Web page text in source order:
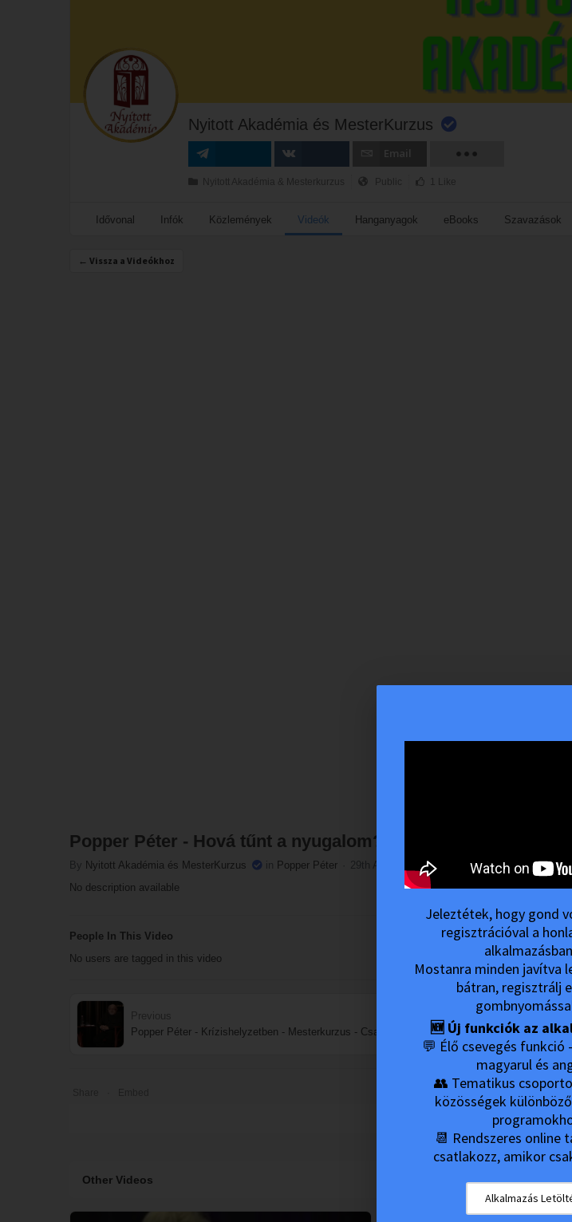
Nyitott Akadémia és MesterKurzus
Megosztás
Megosztás VK-
Email
Nyitott Akadémia & Mesterkurzus Public 1 Like
Idővonal Infók Közlemények Videók Hanganyagok eBooks Szavazások
← Vissza a Videókhoz
Popper Péter - Hová tűnt a nyugalom? - Mesterkurzus
By Nyitott Akadémia és MesterKurzus in Popper Péter 29th Aug, 2023
Video Duration: N/A
No description available
People In This Video
No users are tagged in this video
Previous
Popper Péter - Krízishelyzetben - Mesterkurzus - Csak a Mai Nap!
Other Videos
Jeleztétek, hogy gond
regisztrációval a
Mostanra minden javítva
bátran, regisztrálj
🆕 Új funkciók az
💬 Élő csevegés funkció
magyarul és
👥 Tematikus
közösségek
📆 Rendszeres online
csatlakozz, amikor
Alkalmazás